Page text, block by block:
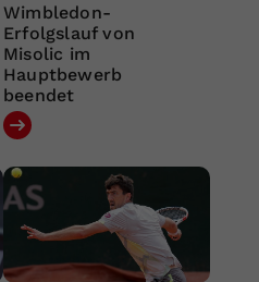
Wimbledon-
Erfolgslauf von
Misolic im
Hauptbewerb
beendet